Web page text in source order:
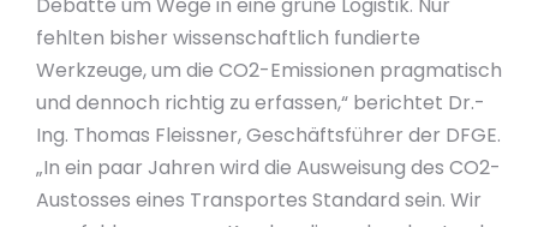
fehlten bisher wissenschaftlich fundierte
Werkzeuge, um die CO2-Emissionen pragmatisch
und dennoch richtig zu erfassen,“ berichtet Dr.-
Ing. Thomas Fleissner, Geschäftsführer der DFGE.
„In ein paar Jahren wird die Ausweisung des CO2-
Austosses eines Transportes Standard sein. Wir